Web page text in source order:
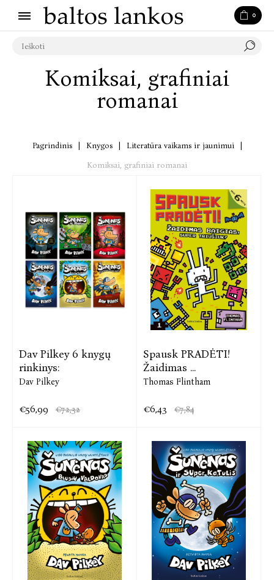
0
Komiksai, grafiniai
romanai
Pagrindinis Knygos Literatūra vaikams ir jaunimui
Komiksai, grafiniai romanai
Dav Pilkey 6 knygų
rinkinys:
Dav Pilkey
€56,99 €72,32
Spausk PRADĖTI!
Žaidimas ...
Thomas Flintham
€6,43 €7,84